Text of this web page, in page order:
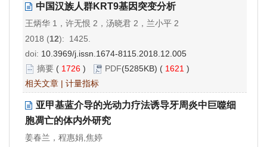
中国汉族人群KRT9基因突变分析
王炳华 1，许无恨 2，汤晓君 2，兰小平 2
2018 (12): 1425.
doi: 10.3969/j.issn.1674-8115.2018.12.005
摘要 ( 1726 ) PDF(5285KB) ( 1621 )
相关文章 | 计量指标
亚甲基蓝介导的光动力疗法诱导牙周炎中巨噬细
胞凋亡的体内外研究
姜春兰，程惠娟,焦婷